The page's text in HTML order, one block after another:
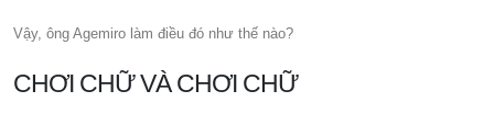
Vậy, ông Agemiro làm điều đó như thế nào?
CHƠI CHỮ VÀ CHƠI CHỮ